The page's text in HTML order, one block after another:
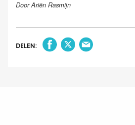
Door Ariën Rasmijn
DELEN: